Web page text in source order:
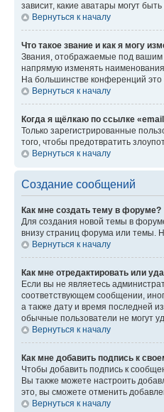
зависит, какие аватары могут
Вернуться к началу
Что такое звание и как я могу
Звания, отображаемые под
напрямую изменять
На большинстве конференций
Вернуться к началу
Когда я щёлкаю по ссылке
Только зарегистрированные
того, чтобы предотвратить
Вернуться к началу
Создание сообщений
Как мне создать тему в форуме?
Для создания новой темы в
внизу страниц форума или темы.
Вернуться к началу
Как мне отредактировать или
Если вы не являетесь
соответствующем сообщении,
а также дату и время последней
обычные пользователи не могут
Вернуться к началу
Как мне добавить подпись к
Чтобы добавить подпись к
Вы также можете настроить
это, вы сможете отменить
Вернуться к началу